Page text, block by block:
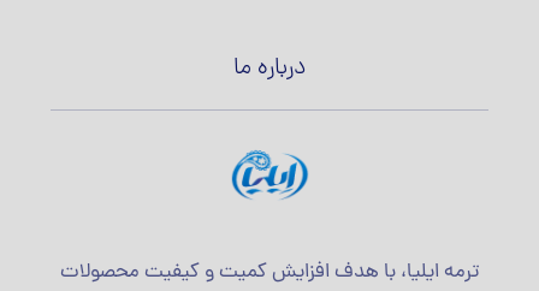
درباره ما
ترمه ایلیا، با هدف افزایش کمیت و کیفیت محصولات